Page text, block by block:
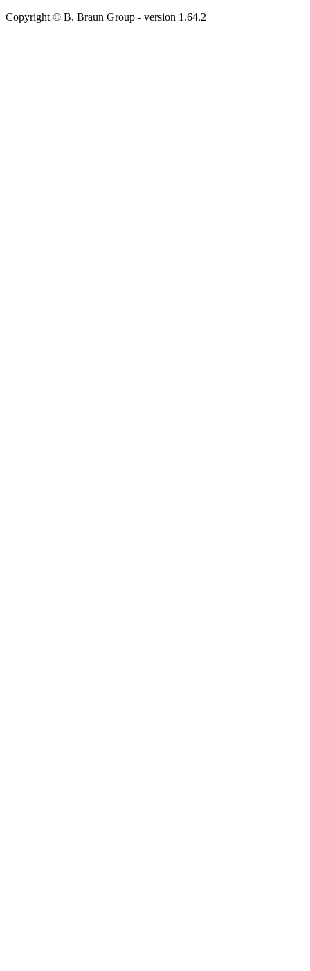
Copyright © B. Braun Group - version 1.64.2